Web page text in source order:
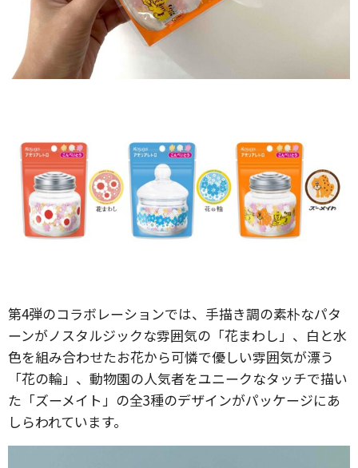
第4弾のコラボレーションでは、手描き調の素朴なパタ
ーンがノスタルジックな雰囲気の「花まわし」、白と水
色を組み合わせたお花から可憐で優しい雰囲気が漂う
「花の輪」、動物園の人気者をユニークなタッチで描い
た「ズーメイト」の全3種のデザインがパッケージにあ
しらわれています。